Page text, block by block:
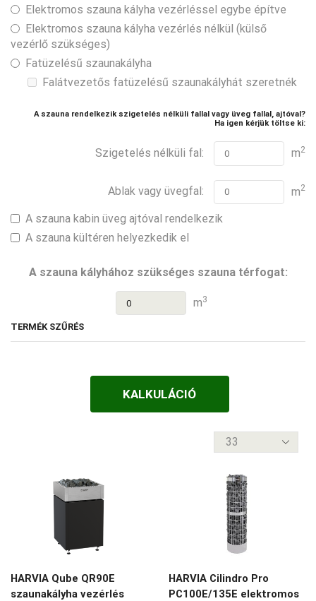
Elektromos szauna kályha vezérléssel egybe építve
Elektromos szauna kályha vezérlés nélkül (külső
vezérlő szükséges)
Fatüzelésű szaunakályha
Falátvezetős fatüzelésű szaunakályhát szeretnék
A szauna rendelkezik szigetelés nélküli fallal vagy üveg fallal, ajtóval?
Ha igen kérjük töltse ki:
Szigetelés nélküli fal: m2
Ablak vagy üvegfal: m2
A szauna kabin üveg ajtóval rendelkezik
A szauna kültéren helyezkedik el
A szauna kályhához szükséges szauna térfogat:
m3
TERMÉK SZŰRÉS
VEZÉRLÉS NÉLKÜL
10-20-m3
11-12-m3
11-15-m3
13-14-m3
KALKULÁCIÓ
termék
HARVIA Qube QR90E
szaunakályha vezérlés
HARVIA Cilindro Pro
PC100E/135E elektromos